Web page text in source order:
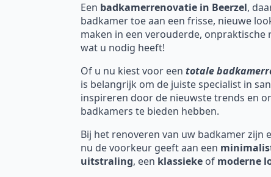
Een badkamerrenovatie in Beerzel,
badkamer toe aan een frisse, nieuwe
maken in een verouderde, onpraktische
wat u nodig heeft!
Of u nu kiest voor een totale
is belangrijk om de juiste specialist in
inspireren door de nieuwste trends en
badkamers te bieden hebben.
Bij het renoveren van uw badkamer zijn
nu de voorkeur geeft aan een
uitstraling, een klassieke of moderne